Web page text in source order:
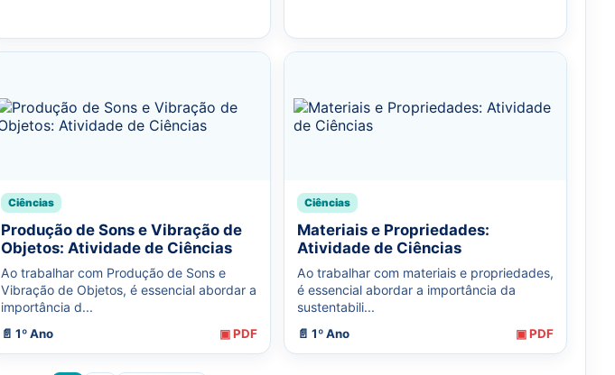
Ciências
Produção de Sons e Vibração de
Objetos: Atividade de Ciências
Ao trabalhar com Produção de Sons e
Vibração de Objetos, é essencial abordar a
importância d...
📄 1º Ano ▣ PDF
Ciências
Materiais e Propriedades:
Atividade de Ciências
Ao trabalhar com materiais e propriedades,
é essencial abordar a importância da
sustentabili...
📄 1º Ano ▣ PDF